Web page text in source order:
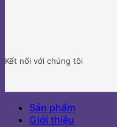
Kết nối với chúng tôi
Sản phẩm
Giới thiệu